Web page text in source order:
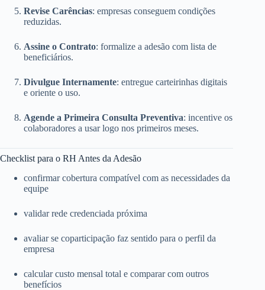
Revise Carências: empresas conseguem condições
reduzidas.
Assine o Contrato: formalize a adesão com lista de
beneficiários.
Divulgue Internamente: entregue carteirinhas digitais
e oriente o uso.
Agende a Primeira Consulta Preventiva: incentive os
colaboradores a usar logo nos primeiros meses.
Checklist para o RH Antes da Adesão
confirmar cobertura compatível com as necessidades da
equipe
validar rede credenciada próxima
avaliar se coparticipação faz sentido para o perfil da
empresa
calcular custo mensal total e comparar com outros
benefícios